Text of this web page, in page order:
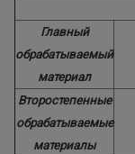
Главный
обрабатываемый
материал
Второстепенные
обрабатываемые
материалы